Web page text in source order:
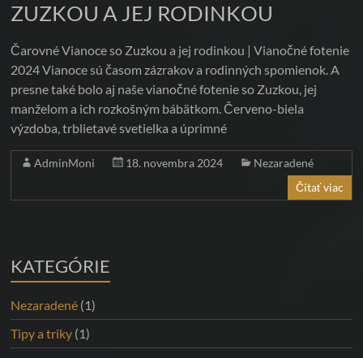
GLAMOUR,
EROTICKÉ
A
BUSINESS
FOTENIE
Zachyťte
krásu
|
Profesionálne
fotenie
v
Bratislave
ZUZKOU A JEJ RODINKOU
Čarovné Vianoce so Zuzkou a jej rodinkou | Vianočné fotenie
2024 Vianoce sú časom zázrakov a rodinných spomienok. A
presne také bolo aj naše vianočné fotenie so Zuzkou, jej
manželom a ich rozkošným bábätkom. Červeno-biela
výzdoba, trblietavé svetielka a úprimné
AdminMoni 18. novembra 2024
Nezaradené
Čítať viac
KATEGÓRIE
Nezaradené (1)
Tipy a triky (1)